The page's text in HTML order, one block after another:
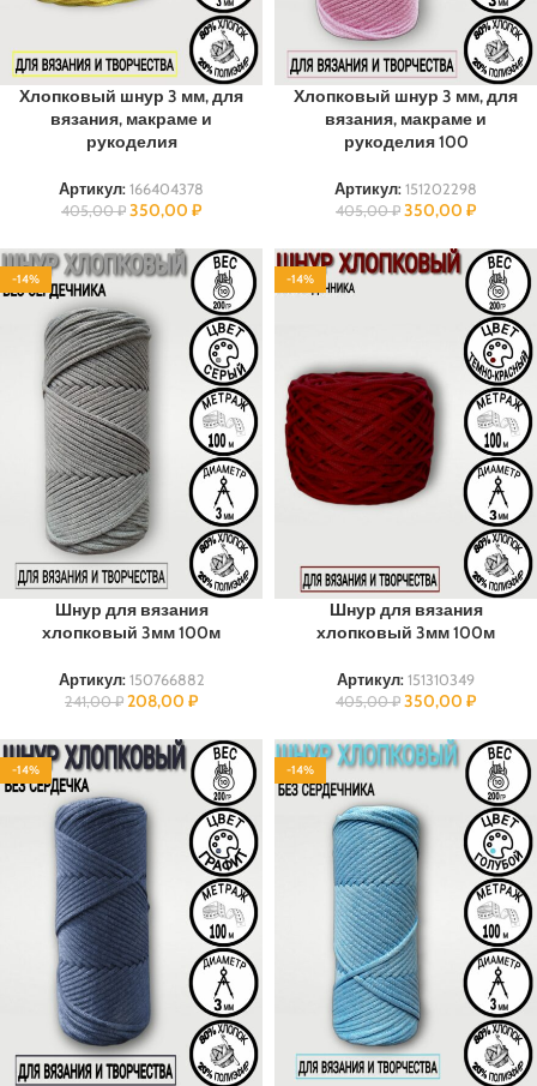
Хлопковый шнур 3 мм, для
вязания, макраме и
рукоделия
Артикул: 166404378
405,00₽ 350,00 ₽
Хлопковый шнур 3 мм, для
вязания, макраме и
рукоделия 100
Артикул: 151202298
405,00₽ 350,00 ₽
-14%
100% ХЛОПОК
Шнур для вязания
хлопковый 3мм 100м
Артикул: 150766882
241,00₽ 208,00 ₽
-14%
Шнур для вязания
хлопковый 3мм 100м
Артикул: 151310349
405,00₽ 350,00 ₽
-14%
100% ХЛОПОК
-14%
100% ХЛОПОК